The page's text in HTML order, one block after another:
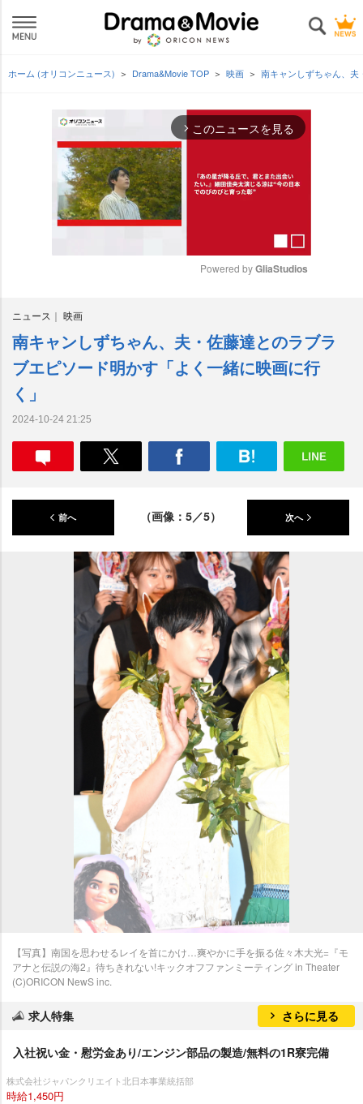
ホーム (オリコンニュース) Drama&Movie TOP 映画 南キャンしずちゃん、
arrow_forward_ios このニュースを見る
e
Powered by GliaStudios
ニュース 映画
南キャンしずちゃん、夫・佐藤達とのラブラ
ブエピソード明かす「よく一緒に映画に行
く」
2024-10-24 21:25
前へ （画像：5／5） 次へ
【写真】南国を思わせるレイを首にかけ…爽やかに手を振る佐々木大光=『モ
アナと伝説の海2』待ちきれない!キックオフファンミーティング in Theater
(C)ORICON NewS inc.
求人特集 さらに見る
入社祝い金・慰労金あり/エンジン部品の製造/無料の1R寮完備
株式会社ジャパンクリエイト北日本事業統括部
時給1,450円